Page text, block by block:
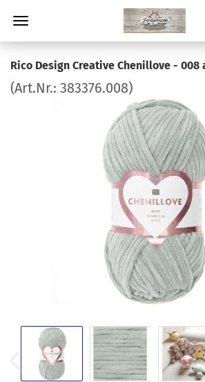
Rico Design Creative Chenillove - 008
(Art.Nr.: 383376.008)